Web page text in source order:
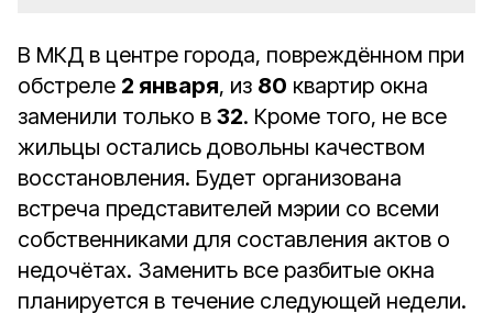
В МКД в центре города, повреждённом при
обстреле 2 января, из 80 квартир окна
заменили только в 32. Кроме того, не все
жильцы остались довольны качеством
восстановления. Будет организована
встреча представителей мэрии со всеми
собственниками для составления актов о
недочётах. Заменить все разбитые окна
планируется в течение следующей недели.